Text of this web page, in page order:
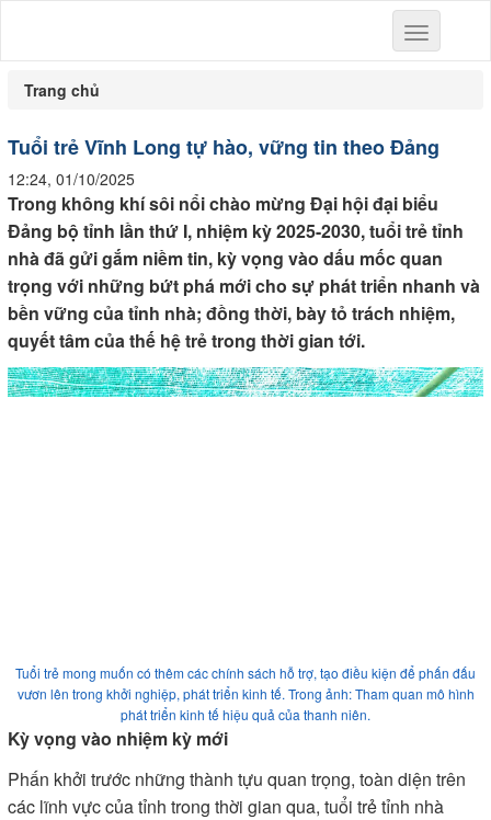
Toggle
navigation
Trang chủ
Tuổi trẻ Vĩnh Long tự hào, vững tin theo Đảng
12:24, 01/10/2025
Trong không khí sôi nổi chào mừng Đại hội đại biểu
Đảng bộ tỉnh lần thứ I, nhiệm kỳ 2025-2030, tuổi trẻ tỉnh
nhà đã gửi gắm niềm tin, kỳ vọng vào dấu mốc quan
trọng với những bứt phá mới cho sự phát triển nhanh và
bền vững của tỉnh nhà; đồng thời, bày tỏ trách nhiệm,
quyết tâm của thế hệ trẻ trong thời gian tới.
Tuổi trẻ mong muốn có thêm các chính sách hỗ trợ, tạo điều kiện để phấn đấu
vươn lên trong khởi nghiệp, phát triển kinh tế. Trong ảnh: Tham quan mô hình
phát triển kinh tế hiệu quả của thanh niên.
Kỳ vọng vào nhiệm kỳ mới
Phấn khởi trước những thành tựu quan trọng, toàn diện trên
các lĩnh vực của tỉnh trong thời gian qua, tuổi trẻ tỉnh nhà